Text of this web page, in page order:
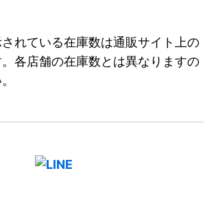
れている在庫数は通販サイト上の
各店舗の在庫数とは異なりますの